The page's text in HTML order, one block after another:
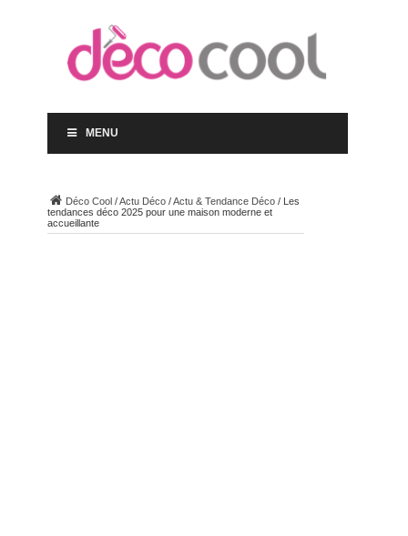
MENU
Déco Cool/Actu Déco/Actu & Tendance Déco/ Les
tendances déco 2025 pour une maison moderne et
accueillante